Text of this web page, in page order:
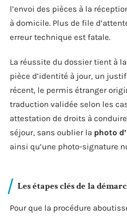
l’envoi des pièces à la
à domicile. Plus de file
erreur technique est fatale.
La réussite du dossier tient à
pièce d’identité à jour, un
récent, le permis étranger
traduction validée selon les
attestation de droits à
séjour, sans oublier la photo
ainsi qu’une photo-signature
Les étapes clés de la
Pour que la procédure